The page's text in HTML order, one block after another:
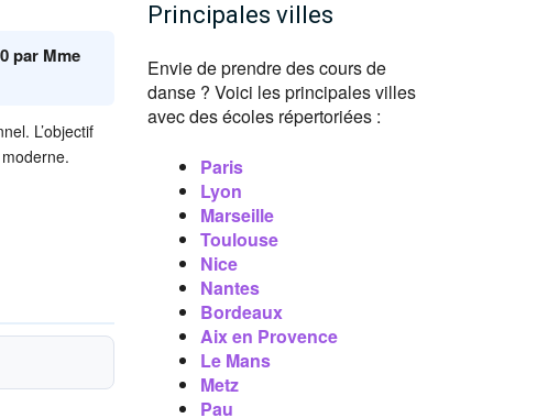
par Mme
L’objectif
Principales villes
Envie de prendre des cours de
danse ? Voici les principales villes
avec des écoles répertoriées :
Paris
Lyon
Marseille
Toulouse
Nice
Nantes
Bordeaux
Aix en Provence
Le Mans
Metz
Pau